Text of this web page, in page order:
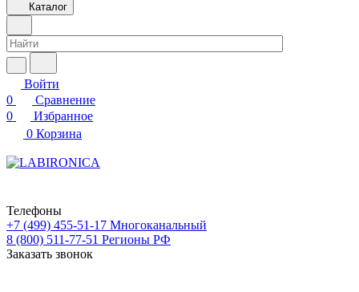
Каталог
Войти
0
Сравнение
0
Избранное
0 Корзина
Телефоны
+7 (499) 455-51-17 Многоканальный
8 (800) 511-77-51 Регионы РФ
Заказать звонок